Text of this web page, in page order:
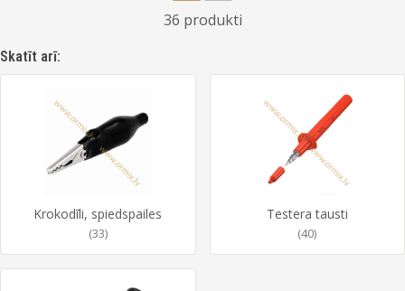
36 produkti
Skatīt arī:
Krokodīli, spiedspailes
(33)
Testera tausti
(40)